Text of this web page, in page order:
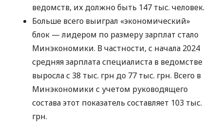
ведомств, их должно быть 147 тыс. человек.
Больше всего выиграл «экономический»
блок — лидером по размеру зарплат стало
Минэкономики. В частности, с начала 2024
средняя зарплата специалиста в ведомстве
выросла с 38 тыс. грн до 77 тыс. грн. Всего в
Минэкономики с учетом руководящего
состава этот показатель составляет 103 тыс.
грн.